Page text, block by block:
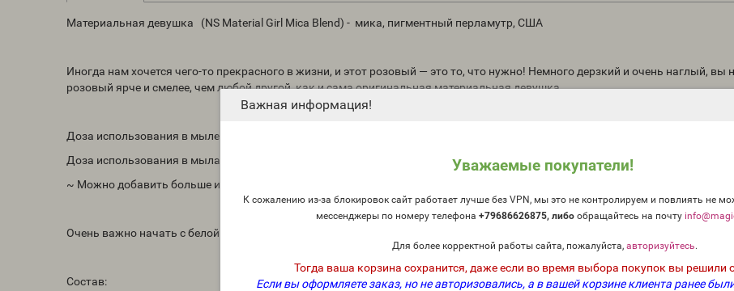
Важная информация!
Уважаемые покупатели!
К сожалению из-за блокировок сайт работает лучше без VPN, мы это не контролируем и повлиять не
мессенджеры по номеру телефона +79686626875, либо обращайтесь на почту
Для более корректной работы сайта, пожалуйста, авторизуйтесь.
Тогда ваша корзина сохранится, даже если во время выбора покупок вы решили
Если вы оформляете заказ, но не авторизовались, а в вашей корзине клиента ранее
Материальная девушка (NS Material Girl Mica Blend) - мика, пигментный перламутр, США
Иногда нам хочется чего-то прекрасного в жизни, и этот розовый — это то, что нужно! Немного дерзкий и очень наглый, вы
розовый ярче и смелее, чем любой другой, как и сама оригинальная материальная девушка
Доза использования в мыле холодной и горячей обработки: 1-2 чайные ложки на 450 г масла.
Доза использования в мылах из основы: 0,5 чайных ложки на 450 г основы.
~ Можно добавить больше или меньше для достижения желаемого цвета.
Очень важно начать с белой основы. Мыльные масла желтого или зеленого цвета повлияют на любой цвет.
Состав: